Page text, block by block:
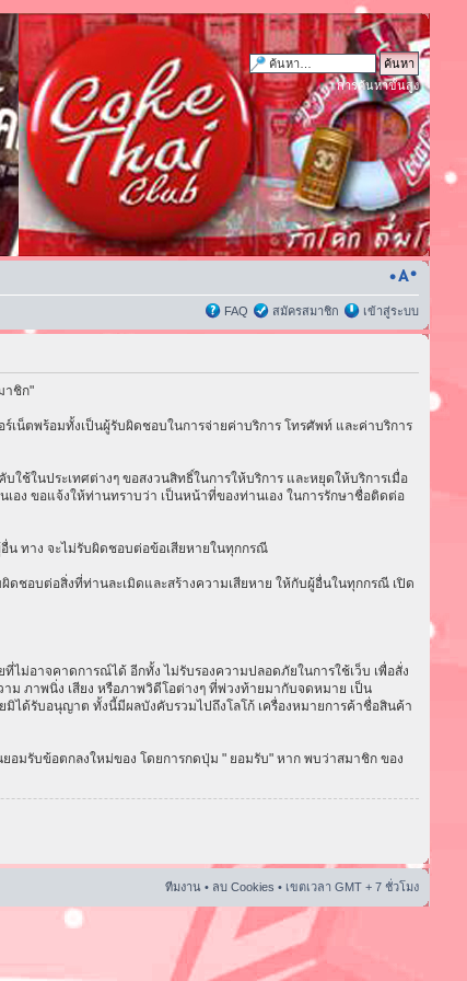
การค้นหาขั้นสูง
FAQ สมัครสมาชิก เข้าสู่ระบบ
าชิก"
น็ตพร้อมทั้งเป็นผู้รับผิดชอบในการจ่ายค่าบริการ โทรศัพท์ และค่าบริการ
ช้ในประเทศต่างๆ ขอสงวนสิทธิ์ในการให้บริการ และหยุดให้บริการเมื่อ
อง ขอแจ้งให้ท่านทราบว่า เป็นหน้าที่ของท่านเอง ในการรักษาชื่อติดต่อ
น ทาง จะไม่รับผิดชอบต่อข้อเสียหายในทุกกรณี
ชอบต่อสิ่งที่ท่านละเมิดและสร้างความเสียหาย ให้กับผู้อื่นในทุกกรณี เปิด
ไม่อาจคาดการณ์ได้ อีกทั้ง ไม่รับรองความปลอดภัยในการใช้เว็บ เพื่อสั่ง
ม ภาพนิ่ง เสียง หรือภาพวิดีโอต่างๆ ที่พ่วงท้ายมากับจดหมาย เป็น
ได้รับอนุญาต ทั้งนี้มีผลบังคับรวมไปถึงโลโก้ เครื่องหมายการค้าชื่อสินค้า
อมรับข้อตกลงใหม่ของ โดยการกดปุ่ม " ยอมรับ" หาก พบว่าสมาชิก ของ
ทีมงาน • ลบ Cookies • เขตเวลา GMT + 7 ชั่วโมง